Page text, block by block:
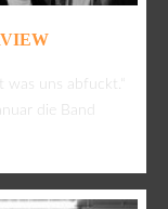
was uns abfuckt.“
die Band